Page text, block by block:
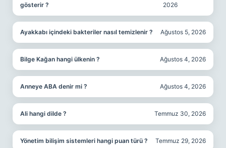
gösterir ?
2026
Ayakkabı içindeki bakteriler nasıl temizlenir ? Ağustos 5, 2026
Bilge Kağan hangi ülkenin ? Ağustos 4, 2026
Anneye ABA denir mi ? Ağustos 4, 2026
Ali hangi dilde ? Temmuz 30, 2026
Yönetim bilişim sistemleri hangi puan türü ? Temmuz 29, 2026